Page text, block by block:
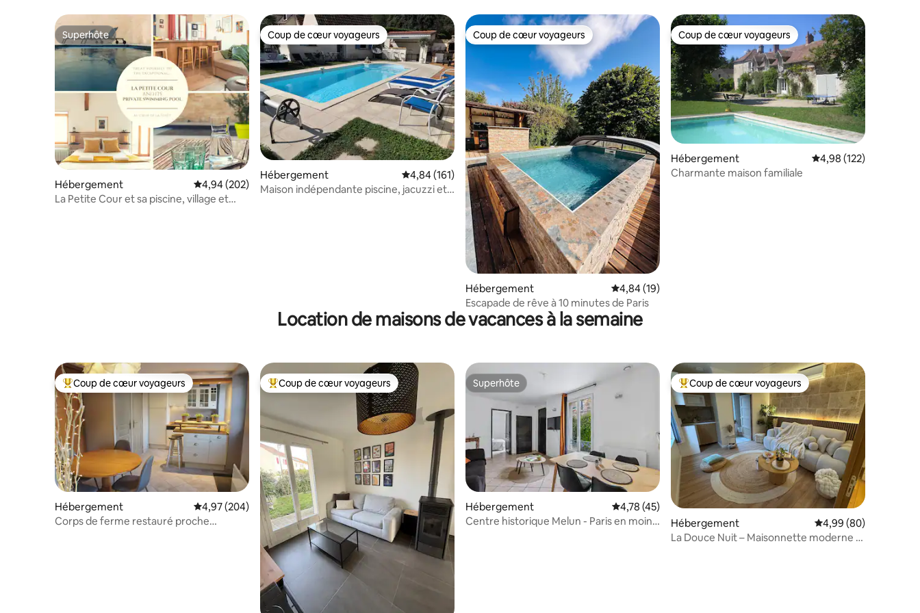
Superhôte
Superhôte
Hébergement Évaluation moyenne sur la base de 202 commentaires : 4,94 sur 5
4,94 (202)
La Petite Cour et sa piscine, village et
Coup de cœur voyageurs
Coup de cœur voyageurs
Hébergement Évaluation moyenne sur la base de 161 commentaires : 4,84 sur 5
4,84 (161)
Maison indépendante piscine, jacuzzi et
Coup de cœur voyageurs
Coup de cœur voyageurs
Hébergement Évaluation moyenne sur la base de 19 commentaires : 4,84 sur 5
4,84 (19)
Escapade de rêve à 10 minutes de Paris
Coup de cœur voyageurs
Coup de cœur voyageurs
Hébergement Évaluation moyenne
4,98 (122)
Charmante maison familiale
Location de maisons de vacances à la semaine
Coups de cœur voyageurs les plus appréciés
Coup de cœur voyageurs
Hébergement Évaluation moyenne sur la base de 204 commentaires : 4,97 sur 5
4,97 (204)
Corps de ferme restauré proche
Coups de cœur voyageurs les plus appréciés
Coup de cœur voyageurs Superhôte
Superhôte
Hébergement Évaluation moyenne sur la base de 45 commentaires : 4,78 sur 5
4,78 (45)
Centre historique Melun - Paris en moins
Coups de cœur voyageurs les plus appréciés
Coup de cœur voyageurs
Hébergement Évaluation moyenne
4,99 (80)
La Douce Nuit – Maisonnette moderne &